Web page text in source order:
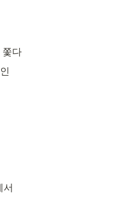
다
서